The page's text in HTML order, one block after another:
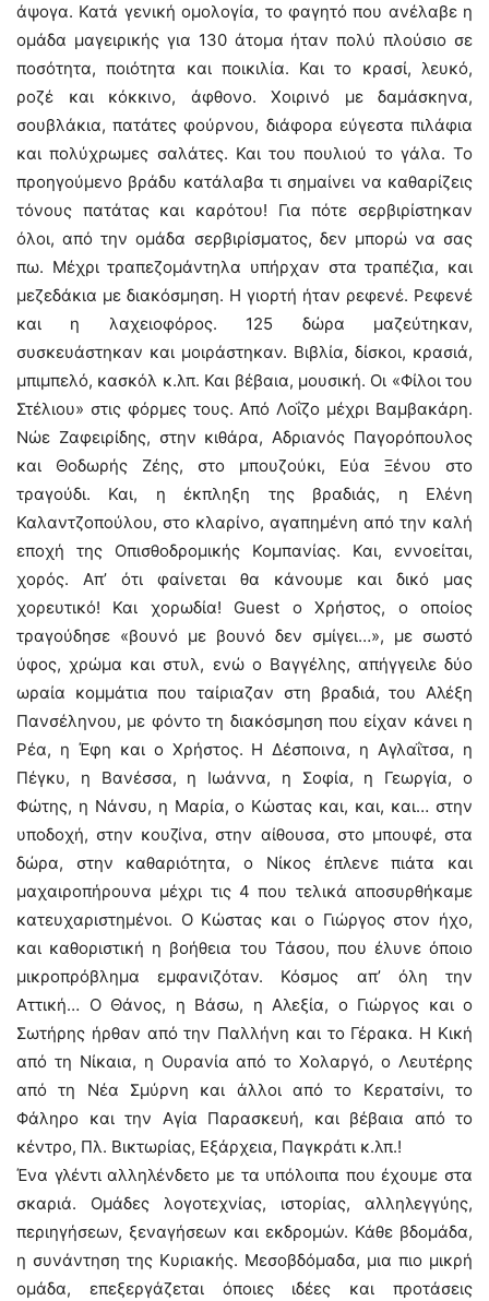
άψογα. Κατά γενική ομολογία, το φαγητό που ανέλαβε η
ομάδα μαγειρικής για 130 άτομα ήταν πολύ πλούσιο σε
ποσότητα, ποιότητα και ποικιλία. Και το κρασί, λευκό,
ροζέ και κόκκινο, άφθονο. Χοιρινό με δαμάσκηνα,
σουβλάκια, πατάτες φούρνου, διάφορα εύγεστα πιλάφια
και πολύχρωμες σαλάτες. Και του πουλιού το γάλα. Το
προηγούμενο βράδυ κατάλαβα τι σημαίνει να καθαρίζεις
τόνους πατάτας και καρότου! Για πότε σερβιρίστηκαν
όλοι, από την ομάδα σερβιρίσματος, δεν μπορώ να σας
πω. Μέχρι τραπεζομάντηλα υπήρχαν στα τραπέζια, και
μεζεδάκια με διακόσμηση. Η γιορτή ήταν ρεφενέ. Ρεφενέ
και η λαχειοφόρος. 125 δώρα μαζεύτηκαν,
συσκευάστηκαν και μοιράστηκαν. Βιβλία, δίσκοι, κρασιά,
μπιμπελό, κασκόλ κ.λπ. Και βέβαια, μουσική. Οι «Φίλοι του
Στέλιου» στις φόρμες τους. Από Λοΐζο μέχρι Βαμβακάρη.
Νώε Ζαφειρίδης, στην κιθάρα, Αδριανός Παγορόπουλος
και Θοδωρής Ζέης, στο μπουζούκι, Εύα Ξένου στο
τραγούδι. Και, η έκπληξη της βραδιάς, η Ελένη
Καλαντζοπούλου, στο κλαρίνο, αγαπημένη από την καλή
εποχή της Οπισθοδρομικής Κομπανίας. Και, εννοείται,
χορός. Απ’ ότι φαίνεται θα κάνουμε και δικό μας
χορευτικό! Και χορωδία! Guest ο Χρήστος, ο οποίος
τραγούδησε «βουνό με βουνό δεν σμίγει…», με σωστό
ύφος, χρώμα και στυλ, ενώ ο Βαγγέλης, απήγγειλε δύο
ωραία κομμάτια που ταίριαζαν στη βραδιά, του Αλέξη
Πανσέληνου, με φόντο τη διακόσμηση που είχαν κάνει η
Ρέα, η Έφη και ο Χρήστος. Η Δέσποινα, η Αγλαΐτσα, η
Πέγκυ, η Βανέσσα, η Ιωάννα, η Σοφία, η Γεωργία, ο
Φώτης, η Νάνσυ, η Μαρία, ο Κώστας και, και, και… στην
υποδοχή, στην κουζίνα, στην αίθουσα, στο μπουφέ, στα
δώρα, στην καθαριότητα, ο Νίκος έπλενε πιάτα και
μαχαιροπήρουνα μέχρι τις 4 που τελικά αποσυρθήκαμε
κατευχαριστημένοι. Ο Κώστας και ο Γιώργος στον ήχο,
και καθοριστική η βοήθεια του Τάσου, που έλυνε όποιο
μικροπρόβλημα εμφανιζόταν. Κόσμος απ’ όλη την
Αττική… Ο Θάνος, η Βάσω, η Αλεξία, ο Γιώργος και ο
Σωτήρης ήρθαν από την Παλλήνη και το Γέρακα. Η Κική
από τη Νίκαια, η Ουρανία από το Χολαργό, ο Λευτέρης
από τη Νέα Σμύρνη και άλλοι από το Κερατσίνι, το
Φάληρο και την Αγία Παρασκευή, και βέβαια από το
κέντρο, Πλ. Βικτωρίας, Εξάρχεια, Παγκράτι κ.λπ.!
Ένα γλέντι αλληλένδετο με τα υπόλοιπα που έχουμε στα
σκαριά. Ομάδες λογοτεχνίας, ιστορίας, αλληλεγγύης,
περιηγήσεων, ξεναγήσεων και εκδρομών. Κάθε βδομάδα,
η συνάντηση της Κυριακής. Μεσοβδόμαδα, μια πιο μικρή
ομάδα, επεξεργάζεται όποιες ιδέες και προτάσεις